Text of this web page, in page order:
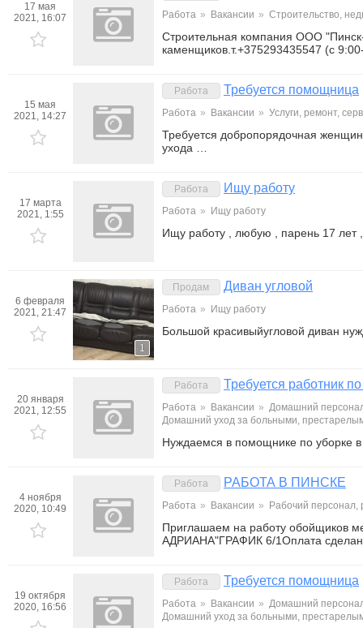
17 мая
2021, 16:07
Работа » Вакансии » Строительство,
Строительная компания ООО
каменщиков.т.+375293435547 (с
15 мая
2021, 14:27
Работа Требуется помощница
Работа » Вакансии » Услуги, ремонт,
Требуется добропорядочная
ухода …
17 марта
2021, 1:55
Работа Ищу работу
Работа » Ищу работу
Ищу работу , любую , парень 17 лет
6 февраля
2021, 21:47
1
Продам Диван угловой
Работа » Ищу работу
Большой красивыйугловой диван
20 января
2021, 12:55
Работа Требуется работник
Работа » Вакансии » Домашний
Домашний уход за больными,
Нуждаемся в помощнике по уборке
4 ноября
2020, 10:49
Работа РАБОТА В ПИНСКЕ
Работа » Вакансии » Рабочий персонал,
Приглашаем на работу обойщиков
АДРИАНА"ГРАФИК 6/1Оплата
19 октября
2020, 16:56
Работа Требуется помощница
Работа » Вакансии » Домашний
Домашний уход за больными,